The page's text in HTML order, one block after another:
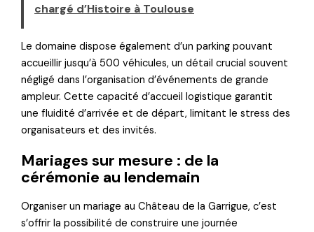
chargé d’Histoire à Toulouse
Le domaine dispose également d’un parking pouvant
accueillir jusqu’à 500 véhicules, un détail crucial souvent
négligé dans l’organisation d’événements de grande
ampleur. Cette capacité d’accueil logistique garantit
une fluidité d’arrivée et de départ, limitant le stress des
organisateurs et des invités.
Mariages sur mesure : de la
cérémonie au lendemain
Organiser un mariage au Château de la Garrigue, c’est
s’offrir la possibilité de construire une journée